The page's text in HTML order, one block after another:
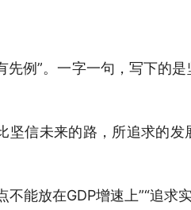
先例”。一字一句，写下的
信未来的路，所追求的
能放在GDP增速上”“追求